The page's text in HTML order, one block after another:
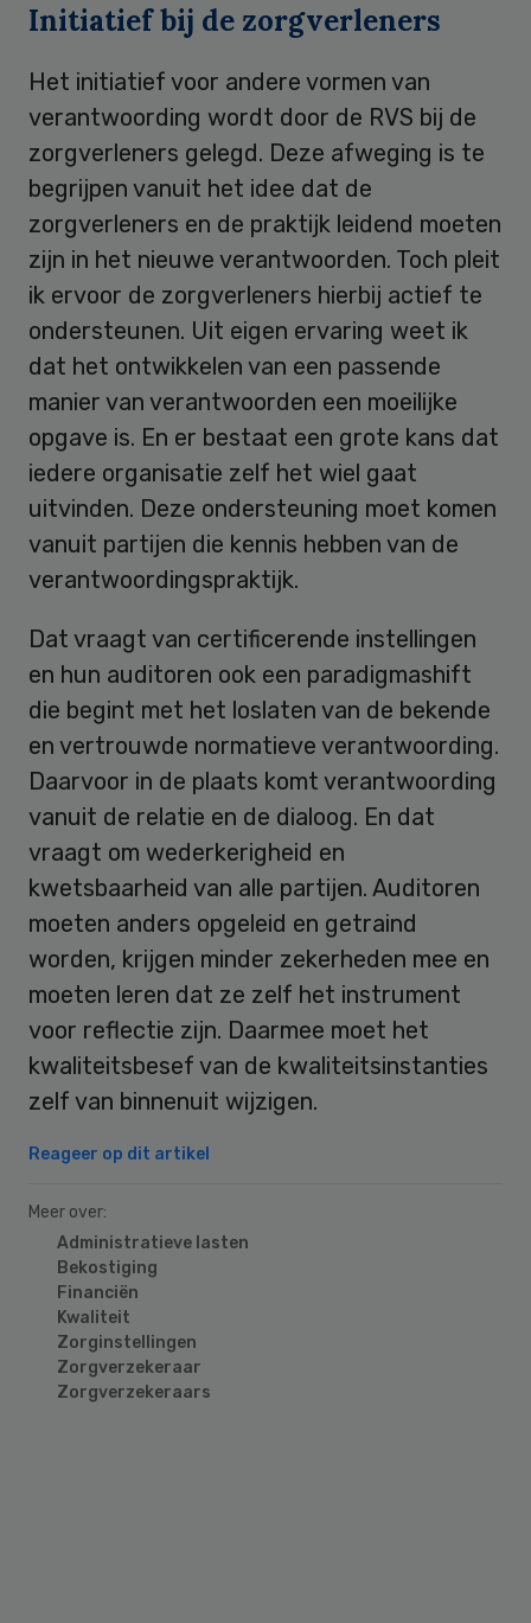
Initiatief bij de zorgverleners
Het initiatief voor andere vormen van
verantwoording wordt door de RVS bij de
zorgverleners gelegd. Deze afweging is te
begrijpen vanuit het idee dat de
zorgverleners en de praktijk leidend moeten
zijn in het nieuwe verantwoorden. Toch pleit
ik ervoor de zorgverleners hierbij actief te
ondersteunen. Uit eigen ervaring weet ik
dat het ontwikkelen van een passende
manier van verantwoorden een moeilijke
opgave is. En er bestaat een grote kans dat
iedere organisatie zelf het wiel gaat
uitvinden. Deze ondersteuning moet komen
vanuit partijen die kennis hebben van de
verantwoordingspraktijk.
Dat vraagt van certificerende instellingen
en hun auditoren ook een paradigmashift
die begint met het loslaten van de bekende
en vertrouwde normatieve verantwoording.
Daarvoor in de plaats komt verantwoording
vanuit de relatie en de dialoog. En dat
vraagt om wederkerigheid en
kwetsbaarheid van alle partijen. Auditoren
moeten anders opgeleid en getraind
worden, krijgen minder zekerheden mee en
moeten leren dat ze zelf het instrument
voor reflectie zijn. Daarmee moet het
kwaliteitsbesef van de kwaliteitsinstanties
zelf van binnenuit wijzigen.
Reageer op dit artikel
Meer over:
Administratieve lasten
Bekostiging
Financiën
Kwaliteit
Zorginstellingen
Zorgverzekeraar
Zorgverzekeraars